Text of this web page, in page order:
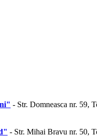
- Str. Domneasca nr. 59,
- Str. Mihai Bravu nr. 50,